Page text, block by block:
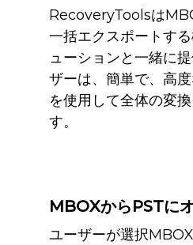
RecoveryToolsは
一括エクスポートす
ューションと一緒に
ザーは、簡単で、高
を使用して全体の変
す。
MBOXからPSTに
ユーザーが選択